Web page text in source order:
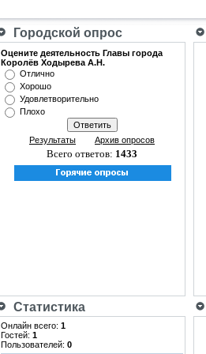
Городской опрос
Оцените деятельность Главы города
Королёв Ходырева А.Н.
Отлично
Хорошо
Удовлетворительно
Плохо
Результаты Архив опросов
Всего ответов: 1433
Статистика
Онлайн всего: 1
Гостей: 1
Пользователей: 0